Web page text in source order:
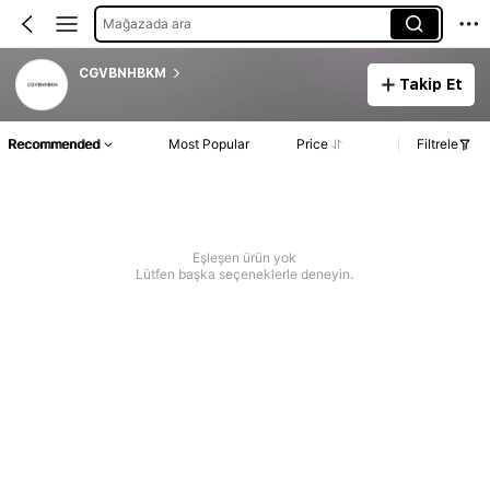
Mağazada ara
CGVBNHBKM
Takip Et
Recommended Most Popular Price Filtrele
Eşleşen ürün yok
Lütfen başka seçeneklerle deneyin.